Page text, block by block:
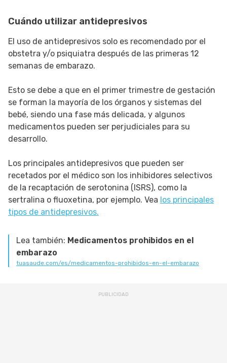
Cuándo utilizar antidepresivos
El uso de antidepresivos solo es recomendado por el
obstetra y/o psiquiatra después de las primeras 12
semanas de embarazo.
Esto se debe a que en el primer trimestre de gestación
se forman la mayoría de los órganos y sistemas del
bebé, siendo una fase más delicada, y algunos
medicamentos pueden ser perjudiciales para su
desarrollo.
Los principales antidepresivos que pueden ser
recetados por el médico son los inhibidores selectivos
de la recaptación de serotonina (ISRS), como la
sertralina o fluoxetina, por ejemplo. Vea los principales
tipos de antidepresivos.
Lea también: Medicamentos prohibidos en el
embarazo
tuasaude.com/es/medicamentos-prohibidos-en-el-embarazo